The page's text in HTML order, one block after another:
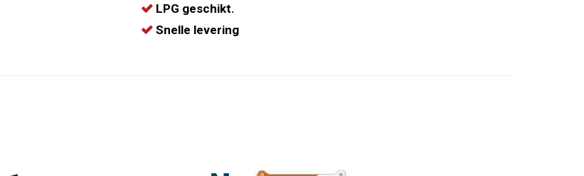
LPG geschikt.
Snelle levering